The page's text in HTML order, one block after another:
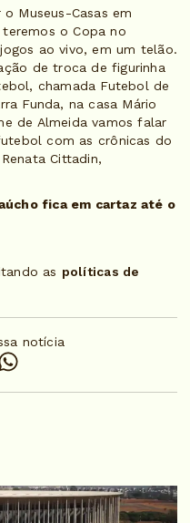
Museus-Casas em
teremos o Copa no
ao vivo, em um telão.
de troca de figurinha
chamada Futebol de
Funda, na casa Mário
de Almeida vamos falar
com as crônicas do
Cittadin,
fica em cartaz até o
as políticas de
notícia